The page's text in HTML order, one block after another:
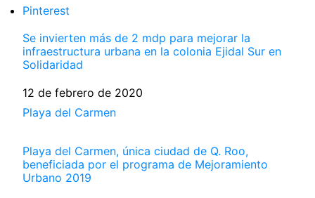
Pinterest
Se invierten más de 2 mdp para mejorar la
infraestructura urbana en la colonia Ejidal Sur en
Solidaridad
Fecha
12 de febrero de 2020
Respecto a
Playa del Carmen
Playa del Carmen, única ciudad de Q. Roo,
beneficiada por el programa de Mejoramiento
Urbano 2019